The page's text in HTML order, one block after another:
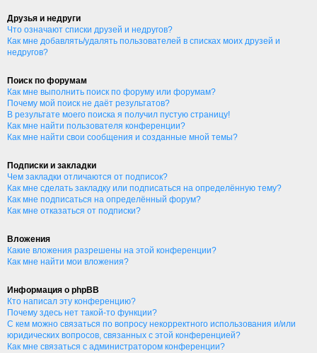
Друзья и недруги
Что означают списки друзей и недругов?
Как мне добавлять/удалять пользователей в списках моих друзей и
недругов?
Поиск по форумам
Как мне выполнить поиск по форуму или форумам?
Почему мой поиск не даёт результатов?
В результате моего поиска я получил пустую страницу!
Как мне найти пользователя конференции?
Как мне найти свои сообщения и созданные мной темы?
Подписки и закладки
Чем закладки отличаются от подписок?
Как мне сделать закладку или подписаться на определённую тему?
Как мне подписаться на определённый форум?
Как мне отказаться от подписки?
Вложения
Какие вложения разрешены на этой конференции?
Как мне найти мои вложения?
Информация о phpBB
Кто написал эту конференцию?
Почему здесь нет такой-то функции?
С кем можно связаться по вопросу некорректного использования и/или
юридических вопросов, связанных с этой конференцией?
Как мне связаться с администратором конференции?